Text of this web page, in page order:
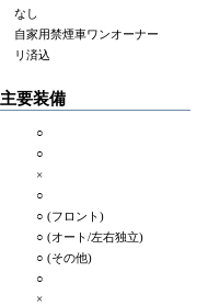
なし
自家用禁煙車ワンオーナー
リ済込
主要装備
○
○
×
○
○ (フロント)
○ (オート/左右独立)
○ (その他)
○
×